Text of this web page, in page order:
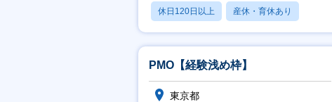
休日120日以上 産休・育休あり
月残業20時間以内
PMO【経験浅め枠】
東京都